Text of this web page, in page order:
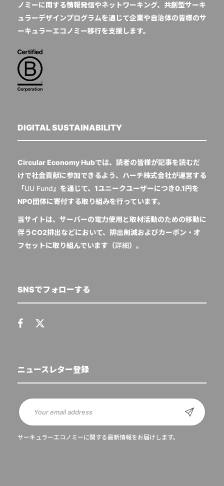
ノミーに関する情報発信やネットワーキング、共創型サーキ
ュラーデザインプログラムを通じて企業や自治体の皆様のサ
ーキュラーエコノミー移行を支援します。
DIGITAL SUSTAINABILITY
Circular Economy Hubでは、読者の皆様が記事を読むだ
けで社会貢献に参加できるよう、ハーチ株式会社が運営する
「UU Fund 」を通じて、1ユニークユーザーにつき0.1円を
NPO団体に寄付する取り組みを行っています。
当サイトは、サーバーの電力使用と取材活動のための移動に
伴うCO2排出などにおいて、排出削減およびカーボン・オ
フセットに取り組んでいます（詳細）。
SNSでフォローする
ニュースレター登録
サーキュラーエコノミーに関する最新情報をお届けします。